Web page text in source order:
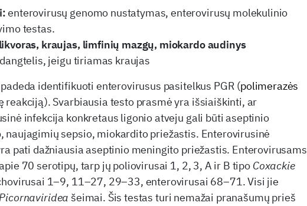
enterovirusų genomo nustatymas, enterovirusų molekulinio
testas.
kraujas, limfinių mazgų, miokardo audinys
jeigu tiriamas kraujas
identifikuoti enterovirusus pasitelkus PGR (polimerazės
reakciją). Svarbiausia testo prasmė yra išsiaiškinti, ar
infekcija konkretaus ligonio atveju gali būti aseptinio
naujagimių sepsio, miokardito priežastis. Enterovirusinė
pati dažniausia aseptinio meningito priežastis. Enterovirusams
70 serotipų, tarp jų poliovirusai 1, 2, 3, A ir B tipo Coxackie
1–9, 11–27, 29–33, enterovirusai 68–71. Visi jie
icornavirideašeimai. Šis testas turi nemažai pranašumų prieš